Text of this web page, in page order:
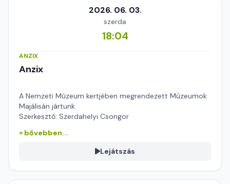
2026. 06. 03.
szerda
18:04
ANZIX
Anzix
A Nemzeti Múzeum kertjében megrendezett Múzeumok
Majálisán jártunk.
Szerkesztő: Szerdahelyi Csongor
» bővebben...
Lejátszás